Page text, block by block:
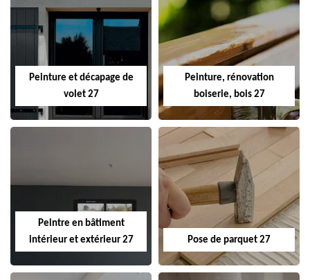
Peinture et décapage de
volet 27
Peinture, rénovation
boiserie, bois 27
Peintre en bâtiment
intérieur et extérieur 27
Pose de parquet 27